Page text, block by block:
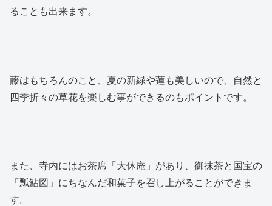
ることも出来ます。
藤はもちろんのこと、夏の新緑や蓮も美しいので、自然と
四季折々の草花を楽しむ事ができるのもポイントです。
また、寺内にはお茶席「大休庵」があり、御抹茶と国宝の
「瓢鮎図」にちなんだ和菓子を召し上がることができま
す。